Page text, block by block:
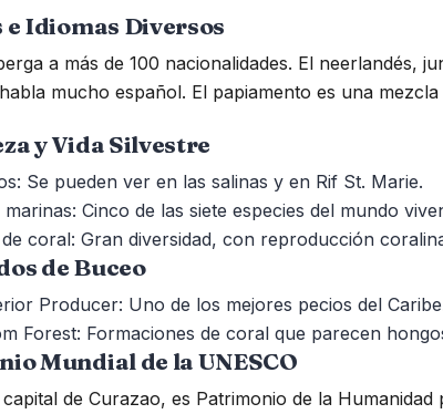
Idiomas Diversos
a más de 100 nacionalidades. El neerlandés,
mucho español. El papiamento es una
y Vida Silvestre
Se pueden ver en las salinas y en Rif St. Marie.
Cinco de las siete especies del mundo
de coral: Gran diversidad, con reproducción
de Buceo
Producer: Uno de los mejores pecios del
Forest: Formaciones de coral que parecen
Mundial de la UNESCO
de Curazao, es Patrimonio de la